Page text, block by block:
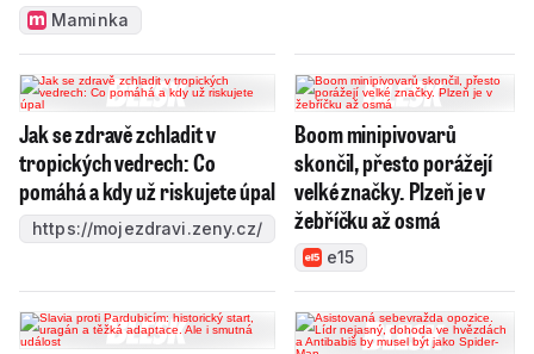
Maminka
Jak se zdravě zchladit v
tropických vedrech: Co
pomáhá a kdy už riskujete úpal
https://mojezdravi.zeny.cz/
Boom minipivovarů
skončil, přesto porážejí
velké značky. Plzeň je v
žebříčku až osmá
e15